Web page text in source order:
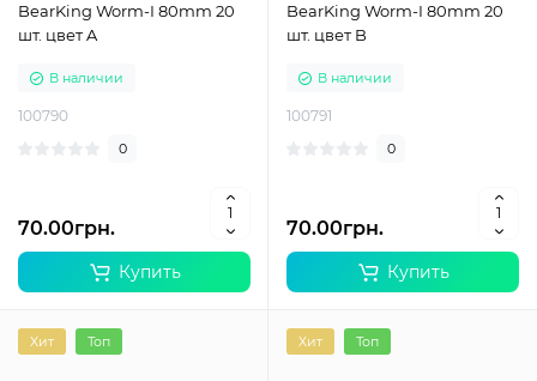
BearKing Worm-I 80mm 20
шт. цвет A
В наличии
100790
0
70.00грн.
Купить
BearKing Worm-I 80mm 20
шт. цвет B
В наличии
100791
0
70.00грн.
Купить
Хит Топ Хит Топ